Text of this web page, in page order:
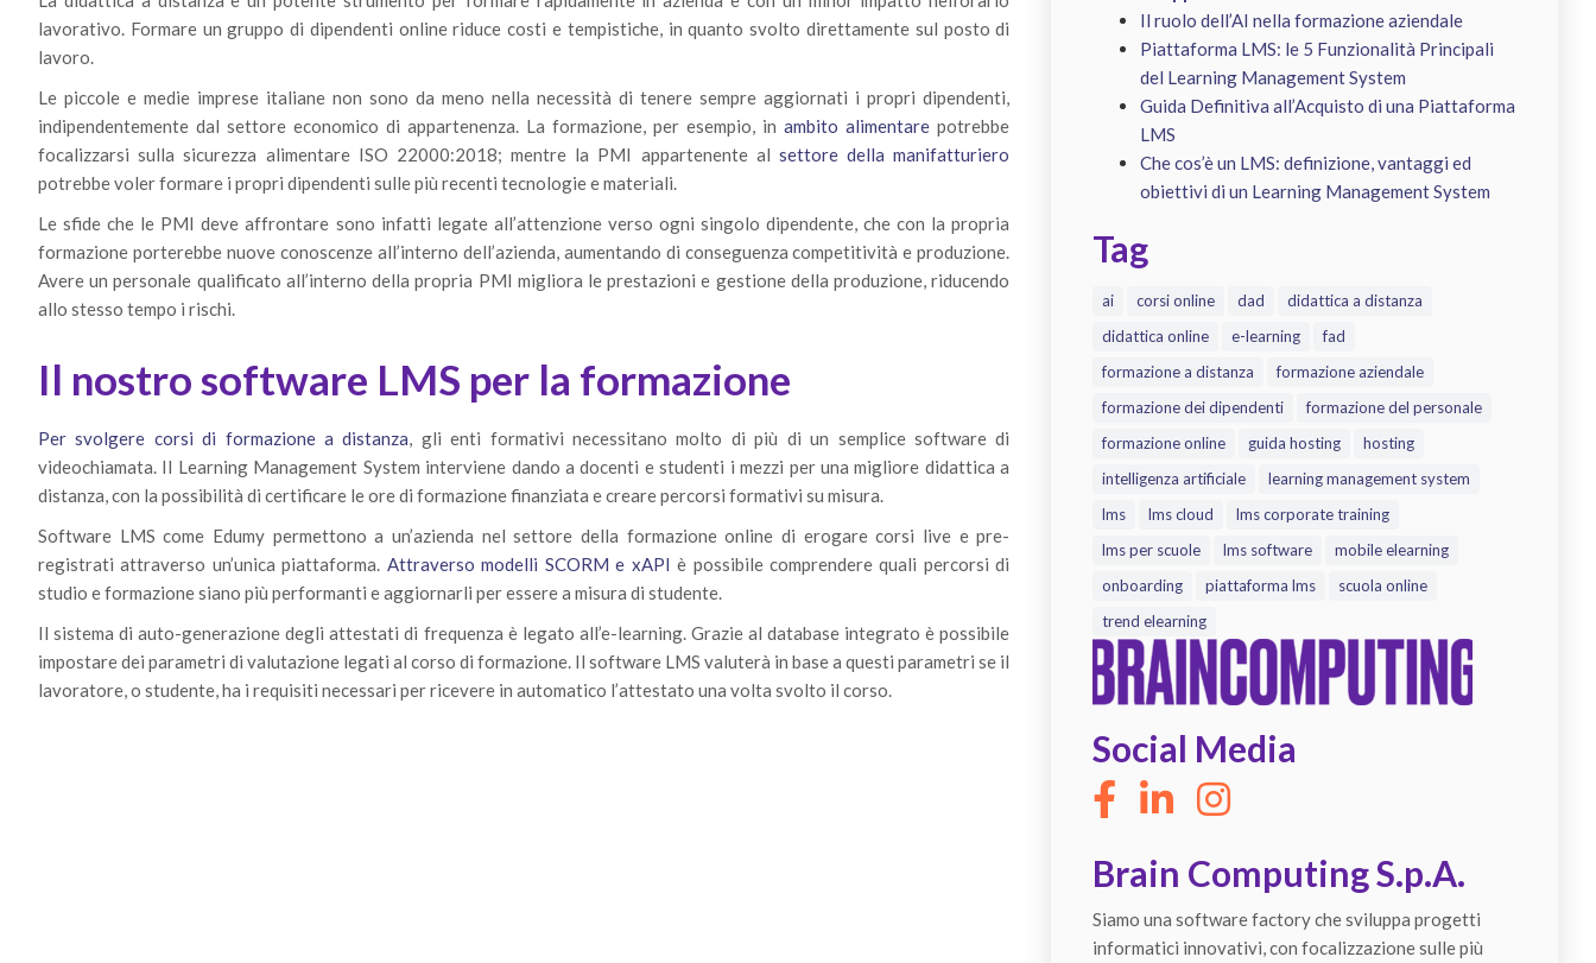
lavorativo. Formare un gruppo di dipendenti online riduce costi e tempistiche, in quanto svolto direttamente sul posto di
lavoro.
Le piccole e medie imprese italiane non sono da meno nella necessità di tenere sempre aggiornati i propri dipendenti,
indipendentemente dal settore economico di appartenenza. La formazione, per esempio, inambito alimentare potrebbe
focalizzarsi sulla sicurezza alimentare ISO 22000:2018; mentre la PMI appartenente al settore della manifatturiero
potrebbe voler formare i propri dipendenti sulle più recenti tecnologie e materiali.
Le sfide che le PMI deve affrontare sono infatti legate all’attenzione verso ogni singolo dipendente, che con la propria
formazione porterebbe nuove conoscenze all’interno dell’azienda, aumentando di conseguenza competitività e produzione.
Avere un personale qualificato all’interno della propria PMI migliora le prestazioni e gestione della produzione, riducendo
allo stesso tempo i rischi.
Il nostro software LMS per la formazione
Per svolgere corsi di formazione a distanza, gli enti formativi necessitano molto di più di un semplice software di
videochiamata. Il Learning Management System interviene dando a docenti e studenti i mezzi per una migliore didattica a
distanza, con la possibilità di certificare le ore di formazione finanziata e creare percorsi formativi su misura.
Software LMS come Edumy permettono a un’azienda nel settore della formazione online di erogare corsi live e pre-
registrati attraverso un’unica piattaforma. Attraverso modelli SCORM e xAPI è possibile comprendere quali percorsi di
studio e formazione siano più performanti e aggiornarli per essere a misura di studente.
Il sistema di auto-generazione degli attestati di frequenza è legato all’e-learning. Grazie al database integrato è possibile
impostare dei parametri di valutazione legati al corso di formazione. Il software LMS valuterà in base a questi parametri se il
lavoratore, o studente, ha i requisiti necessari per ricevere in automatico l’attestato una volta svolto il corso.
Il ruolo dell’AI nella formazione aziendale
Piattaforma LMS: le 5 Funzionalità Principali
del Learning Management System
Guida Definitiva all’Acquisto di una Piattaforma
LMS
Che cos’è un LMS: definizione, vantaggi ed
obiettivi di un Learning Management System
Tag
ai corsi online dad
didattica a distanza
didattica online
e-learning
fad
formazione a distanza
formazione aziendale
formazione dei dipendenti
formazione del personale
formazione online
guida hosting
hosting
intelligenza artificiale
learning management system
lms
lms cloud
lms corporate training
lms per scuole
lms software
mobile elearning
onboarding
piattaforma lms
scuola online
trend elearning
Social Media
Brain Computing S.p.A.
Siamo una software factory che sviluppa progetti
informatici innovativi, con focalizzazione sulle più